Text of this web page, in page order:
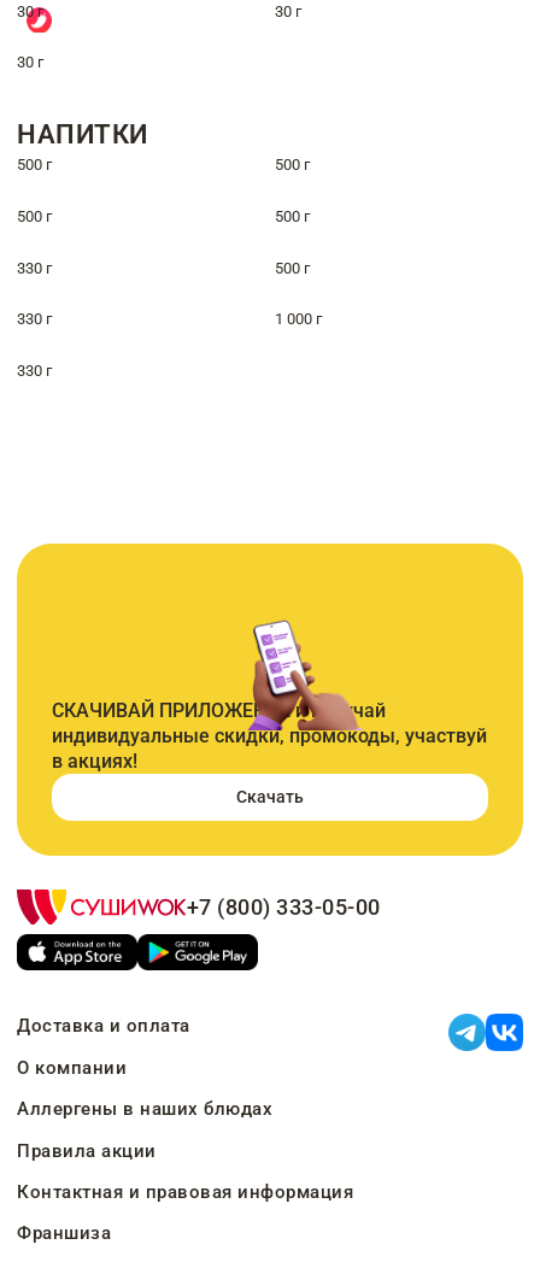
30 г 30 г
30 г
НАПИТКИ
500 г 500 г
500 г 500 г
330 г 500 г
330 г 1 000 г
330 г
СКАЧИВАЙ ПРИЛОЖЕНИЕ и получай
индивидуальные скидки, промокоды, участвуй
в акциях!
Скачать
+7 (800) 333-05-00
Доставка и оплата
О компании
Аллергены в наших блюдах
Правила акции
Контактная и правовая информация
Франшиза